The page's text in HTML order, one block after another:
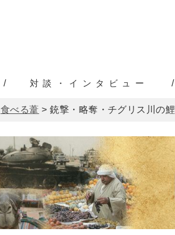
対談・インタビュー
食べる葦 >銃撃・略奪・チグリス川の鯉